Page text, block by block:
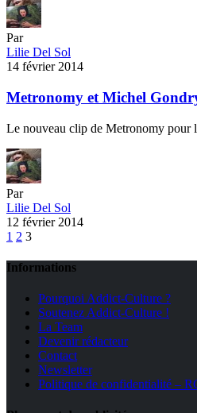
Par
Lilie Del Sol
14 février 2014
Metronomy et Michel
Le nouveau clip de Metronomy
Par
Lilie Del Sol
12 février 2014
1 2 3
Informations
Pourquoi Addict-Culture ?
Soutenez Addict-Culture !
La Team
Devenir rédacteur
Contact
Newsletter
Politique de confidentialité –